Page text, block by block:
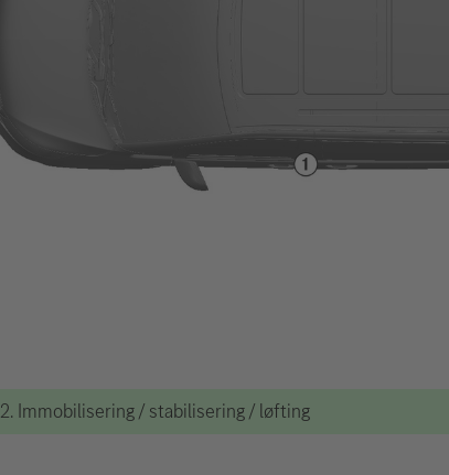
2. Immobilisering / stabilisering / løfting